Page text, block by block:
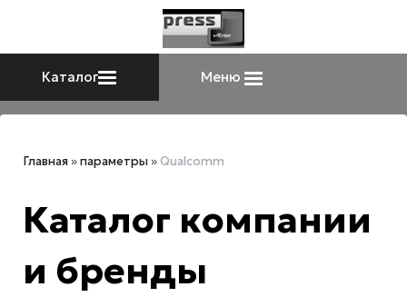
Каталог Меню
Главная »параметры »Qualcomm
Каталог компании
и бренды